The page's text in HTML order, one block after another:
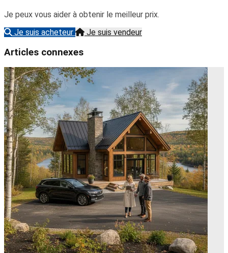
Je peux vous aider à obtenir le meilleur prix.
Je suis acheteur
Je suis vendeur
Articles connexes